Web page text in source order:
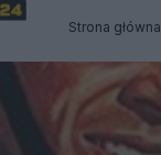
Strona główna